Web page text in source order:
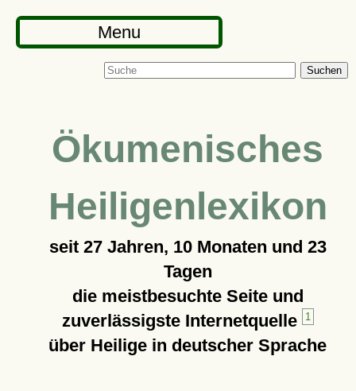
Menu
Suchen
Ökumenisches
Heiligenlexikon
seit 27 Jahren, 10 Monaten und 23
Tagen
die meistbesuchte Seite und
zuverlässigste Internetquelle
1
über Heilige in deutscher Sprache